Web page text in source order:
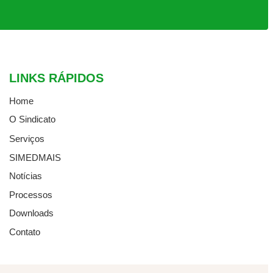
LINKS RÁPIDOS
Home
O Sindicato
Serviços
SIMEDMAIS
Notícias
Processos
Downloads
Contato